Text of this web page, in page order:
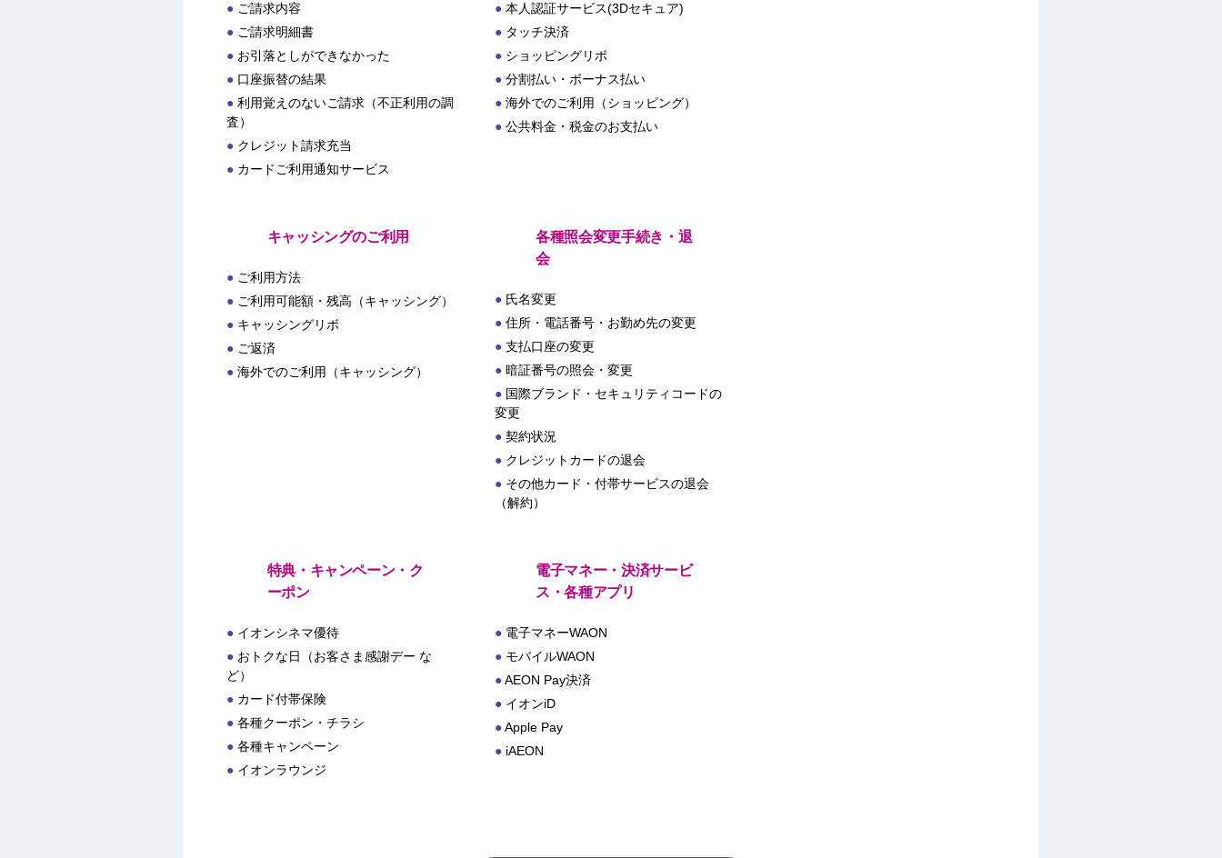
ご請求内容
ご請求明細書
お引落としができなかった
口座振替の結果
利用覚えのないご請求（不正利用の調
査）
クレジット請求充当
カードご利用通知サービス
本人認証サービス(3Dセキュア)
タッチ決済
ショッピングリボ
分割払い・ボーナス払い
海外でのご利用（ショッピング）
公共料金・税金のお支払い
キャッシングのご利用
ご利用方法
ご利用可能額・残高（キャッシング）
キャッシングリボ
ご返済
海外でのご利用（キャッシング）
各種照会変更手続き・退
会
氏名変更
住所・電話番号・お勤め先の変更
支払口座の変更
暗証番号の照会・変更
国際ブランド・セキュリティコードの
変更
契約状況
クレジットカードの退会
その他カード・付帯サービスの退会
（解約）
特典・キャンペーン・ク
ーポン
イオンシネマ優待
おトクな日（お客さま感謝デー な
ど）
カード付帯保険
各種クーポン・チラシ
各種キャンペーン
イオンラウンジ
電子マネー・決済サービ
ス・各種アプリ
電子マネーWAON
モバイルWAON
AEON Pay決済
イオンiD
Apple Pay
iAEON